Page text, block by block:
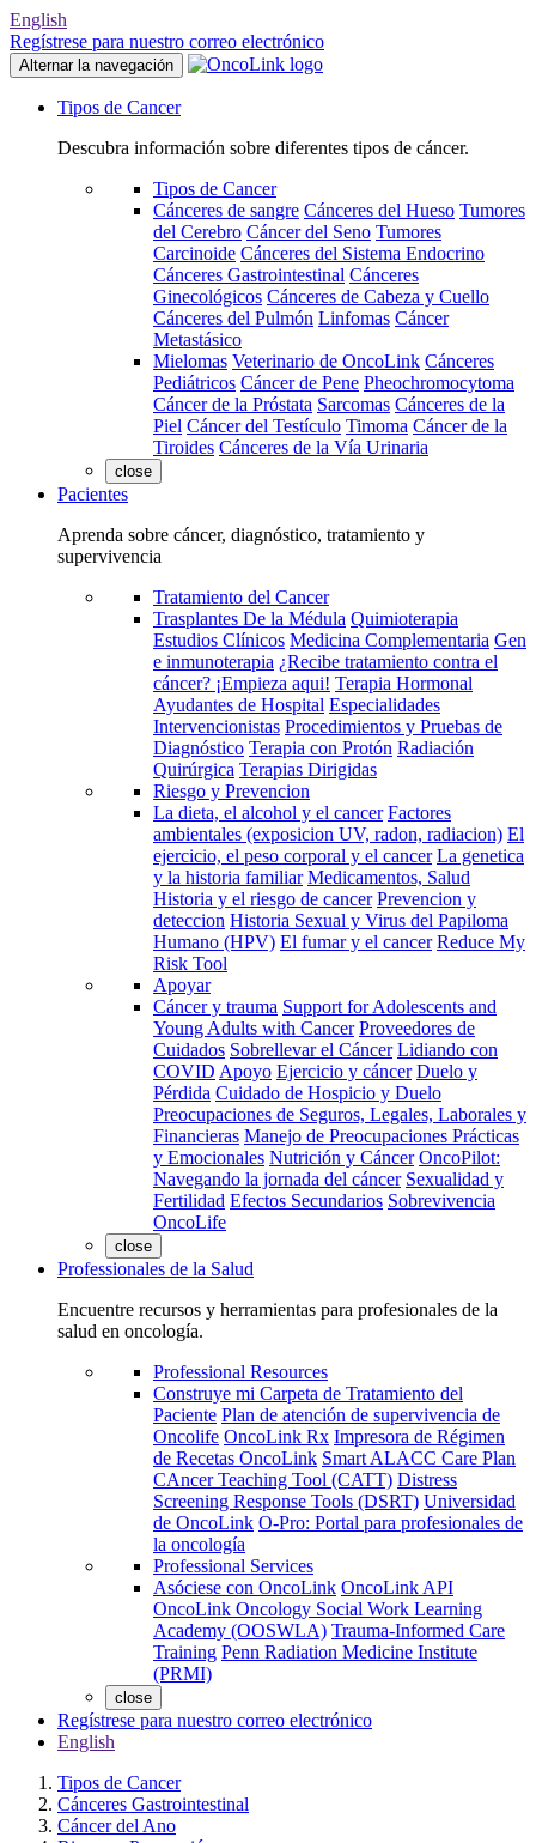
English
Regístrese para nuestro correo electrónico
Alternar la navegación
Tipos de Cancer
Descubra información sobre diferentes tipos de cáncer.
Tipos de Cancer
Cánceres de sangre Cánceres del Hueso Tumores
del Cerebro Cáncer del Seno Tumores
Carcinoide Cánceres del Sistema Endocrino
Cánceres Gastrointestinal Cánceres
Ginecológicos Cánceres de Cabeza y Cuello
Cánceres del Pulmón Linfomas Cáncer
Metastásico
Mielomas Veterinario de OncoLink Cánceres
Pediátricos Cáncer de Pene Pheochromocytoma
Cáncer de la Próstata Sarcomas Cánceres de la
Piel Cáncer del Testículo Timoma Cáncer de la
Tiroides Cánceres de la Vía Urinaria
close
Pacientes
Aprenda sobre cáncer, diagnóstico, tratamiento y
supervivencia
Tratamiento del Cancer
Trasplantes De la Médula Quimioterapia
Estudios Clínicos Medicina Complementaria Gen
e inmunoterapia ¿Recibe tratamiento contra el
cáncer? ¡Empieza aqui! Terapia Hormonal
Ayudantes de Hospital Especialidades
Intervencionistas Procedimientos y Pruebas de
Diagnóstico Terapia con Protón Radiación
Quirúrgica Terapias Dirigidas
Riesgo y Prevencion
La dieta, el alcohol y el cancer Factores
ambientales (exposicion UV, radon, radiacion) El
ejercicio, el peso corporal y el cancer La genetica
y la historia familiar Medicamentos, Salud
Historia y el riesgo de cancer Prevencion y
deteccion Historia Sexual y Virus del Papiloma
Humano (HPV) El fumar y el cancer Reduce My
Risk Tool
Apoyar
Cáncer y trauma Support for Adolescents and
Young Adults with Cancer Proveedores de
Cuidados Sobrellevar el Cáncer Lidiando con
COVID Apoyo Ejercicio y cáncer Duelo y
Pérdida Cuidado de Hospicio y Duelo
Preocupaciones de Seguros, Legales, Laborales y
Financieras Manejo de Preocupaciones Prácticas
y Emocionales Nutrición y Cáncer OncoPilot:
Navegando la jornada del cáncer Sexualidad y
Fertilidad Efectos Secundarios Sobrevivencia
OncoLife
close
Professionales de la Salud
Encuentre recursos y herramientas para profesionales de la
salud en oncología.
Professional Resources
Construye mi Carpeta de Tratamiento del
Paciente Plan de atención de supervivencia de
Oncolife OncoLink Rx Impresora de Régimen
de Recetas OncoLink Smart ALACC Care Plan
CAncer Teaching Tool (CATT) Distress
Screening Response Tools (DSRT) Universidad
de OncoLink O-Pro: Portal para profesionales de
la oncología
Professional Services
Asóciese con OncoLink OncoLink API
OncoLink Oncology Social Work Learning
Academy (OOSWLA) Trauma-Informed Care
Training Penn Radiation Medicine Institute
(PRMI)
close
Regístrese para nuestro correo electrónico
English
Tipos de Cancer
Cánceres Gastrointestinal
Cáncer del Ano